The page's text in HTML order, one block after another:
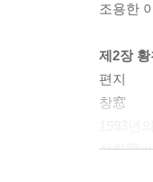
조용한
제2장 황
편지
창窓
성화聖火